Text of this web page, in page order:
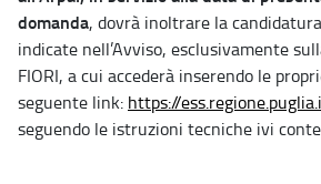
domanda, dovrà inoltrare la
indicate nell’Avviso, esclusivamente
FIORI, a cui accederà inserendo le
seguente link: https://
seguendo le istruzioni tecniche ivi